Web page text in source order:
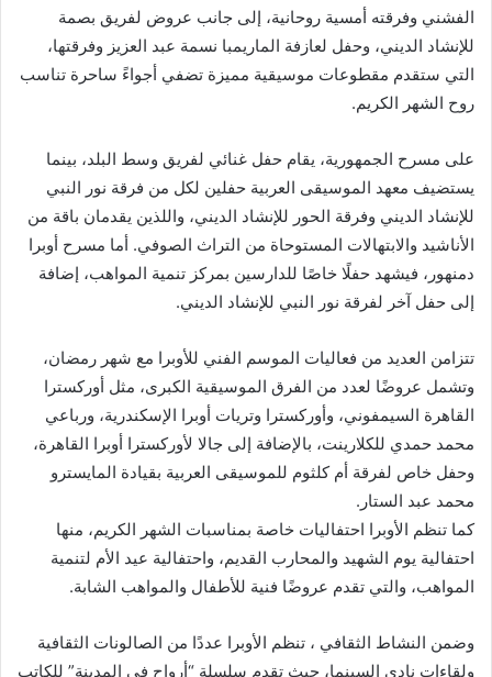
الفشني وفرقته أمسية روحانية، إلى جانب عروض لفريق بصمة
للإنشاد الديني، وحفل لعازفة الماريمبا نسمة عبد العزيز وفرقتها،
التي ستقدم مقطوعات موسيقية مميزة تضفي أجواءً ساحرة تناسب
روح الشهر الكريم.
على مسرح الجمهورية، يقام حفل غنائي لفريق وسط البلد، بينما
يستضيف معهد الموسيقى العربية حفلين لكل من فرقة نور النبي
للإنشاد الديني وفرقة الحور للإنشاد الديني، واللذين يقدمان باقة من
الأناشيد والابتهالات المستوحاة من التراث الصوفي. أما مسرح أوبرا
دمنهور، فيشهد حفلًا خاصًا للدارسين بمركز تنمية المواهب، إضافة
إلى حفل آخر لفرقة نور النبي للإنشاد الديني.
تتزامن العديد من فعاليات الموسم الفني للأوبرا مع شهر رمضان،
وتشمل عروضًا لعدد من الفرق الموسيقية الكبرى، مثل أوركسترا
القاهرة السيمفوني، وأوركسترا وتريات أوبرا الإسكندرية، ورباعي
محمد حمدي للكلارينت، بالإضافة إلى جالا لأوركسترا أوبرا القاهرة،
وحفل خاص لفرقة أم كلثوم للموسيقى العربية بقيادة المايسترو
محمد عبد الستار.
كما تنظم الأوبرا احتفاليات خاصة بمناسبات الشهر الكريم، منها
احتفالية يوم الشهيد والمحارب القديم، واحتفالية عيد الأم لتنمية
المواهب، والتي تقدم عروضًا فنية للأطفال والمواهب الشابة.
وضمن النشاط الثقافي ، تنظم الأوبرا عددًا من الصالونات الثقافية
ولقاءات نادي السينما، حيث تقدم سلسلة “أرواح في المدينة” للكاتب